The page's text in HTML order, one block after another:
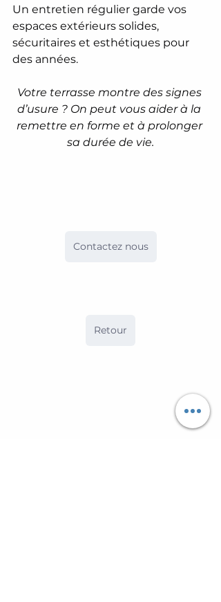
Un entretien régulier garde vos
espaces extérieurs solides,
sécuritaires et esthétiques pour
des années.
Votre terrasse montre des signes
d’usure ? On peut vous aider à la
remettre en forme et à prolonger
sa durée de vie.
Contactez nous
Retour